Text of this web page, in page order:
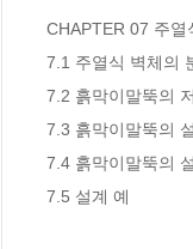
CHAPTER 07 주열
7.1 주열식 벽체의
7.2 흙막이말뚝의
7.3 흙막이말뚝의
7.4 흙막이말뚝의
7.5 설계 예